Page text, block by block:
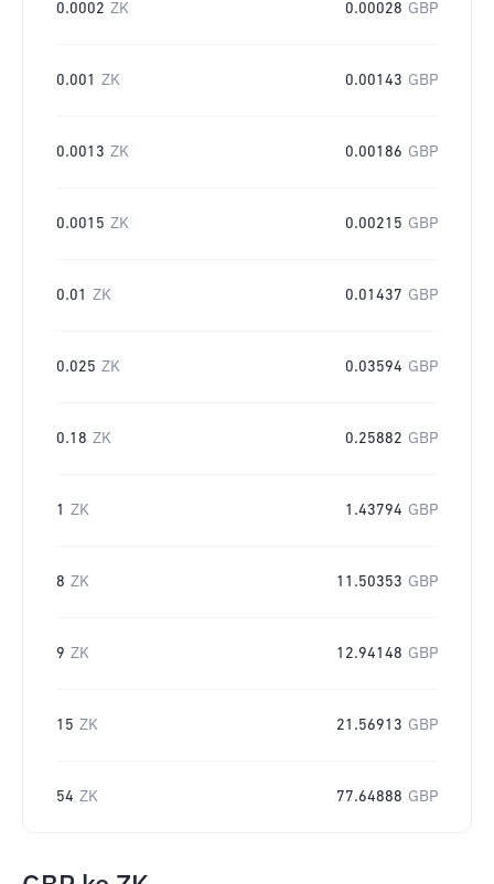
0.0002 ZK 0.00028 GBP
0.001 ZK 0.00143 GBP
0.0013 ZK 0.00186 GBP
0.0015 ZK 0.00215 GBP
0.01 ZK 0.01437 GBP
0.025 ZK 0.03594 GBP
0.18 ZK 0.25882 GBP
1 ZK 1.43794 GBP
8 ZK 11.50353 GBP
9 ZK 12.94148 GBP
15 ZK 21.56913 GBP
54 ZK 77.64888 GBP